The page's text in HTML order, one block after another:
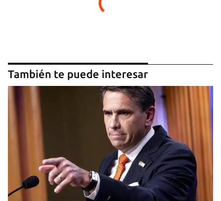
También te puede interesar